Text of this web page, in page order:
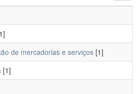
de mercadorias e serviços [1]
[1]